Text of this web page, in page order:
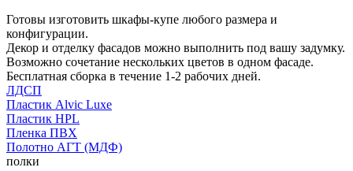
Готовы изготовить шкафы-купе любого размера и
конфигурации.
Декор и отделку фасадов можно выполнить под вашу задумку.
Возможно сочетание нескольких цветов в одном фасаде.
Бесплатная сборка в течение 1-2 рабочих дней.
ЛДСП
Пластик Alvic Luxe
Пластик HPL
Пленка ПВХ
Полотно АГТ (МДФ)
полки